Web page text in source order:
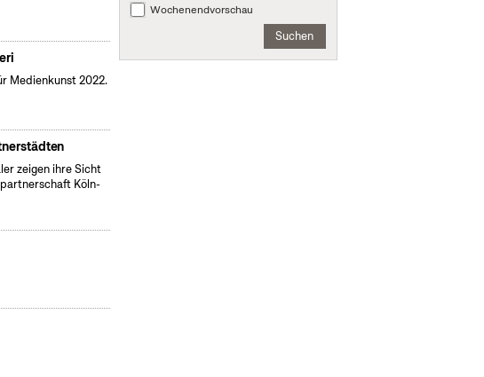
Medienkunst 2022.
zeigen ihre Sicht
Köln-
Wochenendvorschau
Suchen